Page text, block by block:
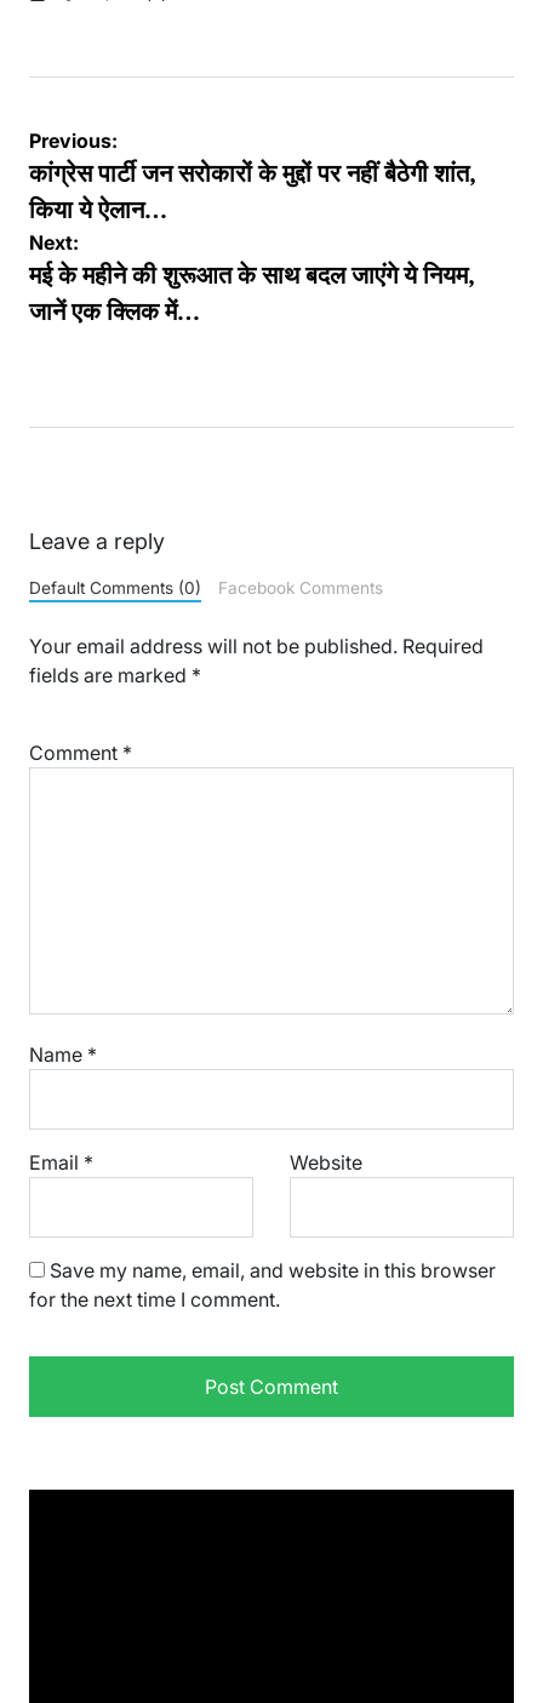
Post
navigation
Previous:
कांग्रेस पार्टी जन सरोकारों के मुद्दों पर नहीं बैठेगी शांत,
किया ये ऐलान…
Next:
मई के महीने की शुरूआत के साथ बदल जाएंगे ये नियम,
जानें एक क्लिक में…
Leave a reply
Default Comments (0) Facebook Comments
Your email address will not be published. Required
fields are marked *
Comment *
Name *
Email * Website
Save my name, email, and website in this browser
for the next time I comment.